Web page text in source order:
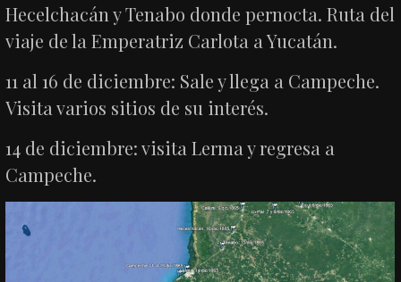
Hecelchacán y Tenabo donde pernocta. Ruta del
viaje de la Emperatriz Carlota a Yucatán.
11 al 16 de diciembre: Sale y llega a Campeche.
Visita varios sitios de su interés.
14 de diciembre: visita Lerma y regresa a
Campeche.